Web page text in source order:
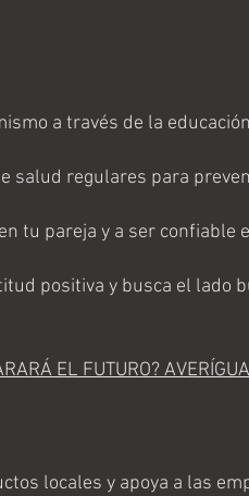
a través de la
salud regulares para
tu pareja y a ser confiable
positiva y busca el lado
EL FUTURO?
locales y apoya a las